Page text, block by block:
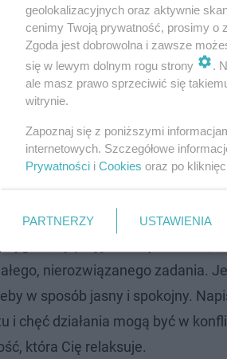
- Baran
by przyjrzeć się detalom,
nierozwiązanego zadania.
w sposób jasny i spokojny.
i chęć działania mogą być w
która Cię relaksuje.
geolokalizacyjnych oraz aktywnie
cenimy Twoją prywatność, prosimy o
Zgoda jest dobrowolna i zawsze
się w lewym dolnym rogu strony
.
ale masz prawo sprzeciwić się
witrynie.
Zapoznaj się z poniższymi
internetowych. Szczegółowe
Prywatności i Cookies oraz po
PARTNERZY USTAWIENIA